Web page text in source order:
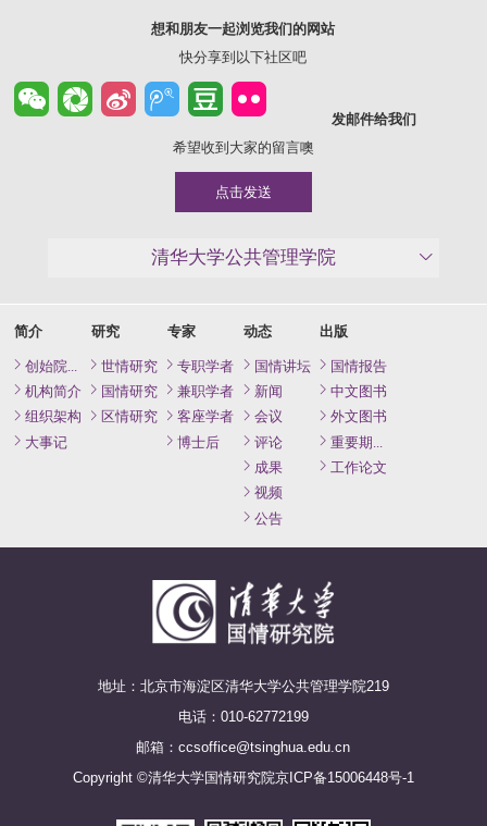
想和朋友一起浏览我们的网站
快分享到以下社区吧
发邮件给我们
希望收到大家的留言噢
点击发送
清华大学公共管理学院
简介
机构简介
组织架构
大事记
研究
世情研究
国情研究
区情研究
专家
专职学者
兼职学者
客座学者
博士后
动态
国情讲坛
新闻
会议
评论
成果
视频
公告
出版
国情报告
中文图书
外文图书
工作论文
地址：北京市海淀区清华大学公共管理学院219
电话：010-62772199
邮箱：ccsoffice@tsinghua.edu.cn
Copyright ©清华大学国情研究院京ICP备15006448号-1